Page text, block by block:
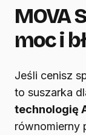
MOVA
moc i
Jeśli cenisz
to suszarka
technologię
równomierny